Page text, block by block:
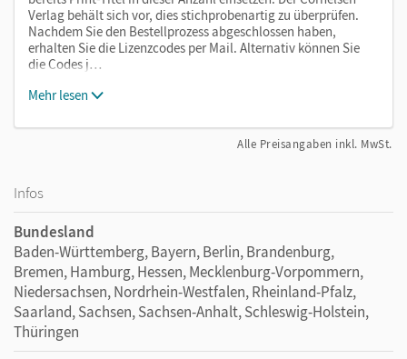
Verlag behält sich vor, dies stichprobenartig zu überprüfen.
Nachdem Sie den Bestellprozess abgeschlossen haben,
erhalten Sie die Lizenzcodes per Mail. Alternativ können Sie
die Codes j…
Mehr lesen
Alle Preisangaben inkl. MwSt.
Infos
Bundesland
Baden-Württemberg, Bayern, Berlin, Brandenburg,
Bremen, Hamburg, Hessen, Mecklenburg-Vorpommern,
Niedersachsen, Nordrhein-Westfalen, Rheinland-Pfalz,
Saarland, Sachsen, Sachsen-Anhalt, Schleswig-Holstein,
Thüringen